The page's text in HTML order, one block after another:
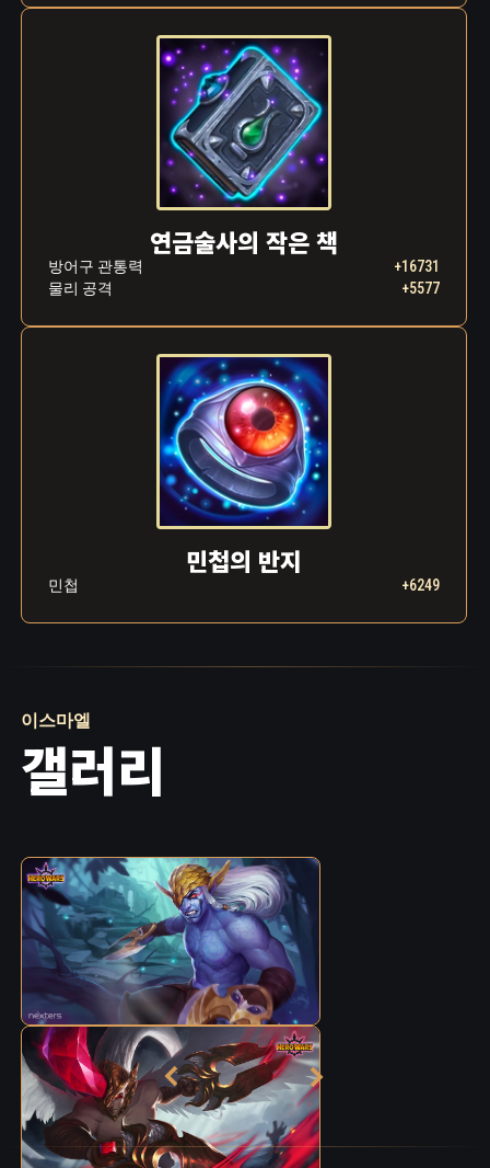
순간 망설이고 말았습니다. 눈 깜짝할 사이, 오
랜 세월 대마법사로 칭송받던 남자는 어느새 자
신의 피 웅덩이 한가운데 드러누워 마지막 숨을
내뱉고 있었습니다.
파루크의 마법 훈련이 너무 완벽했던 나머지, 그
의 아들은 이미 아버지를 뛰어넘었던 것입니다.
하지만 이스마엘은 친족 살해의 여파에서 쉽게
벗어나지 못했습니다. 그날 이후로, 대마법사를
도적인 힘을 안겨줌과 동시에 끊임없이 이스마
엘의 영혼을 빼앗으려고 했습니다. 이스마엘은
그렇게 자신에게 깃든 힘을 통제하려고 애쓰며,
자신과의 끝없는 싸움을 이어왔습니다. 아버지
기 위해, 이스마엘은 자신의 삶을 세상의 선을
위해 바치기로 했습니다.
연금술사의 작은 책
방어구 관통력
+16731
물리 공격
+5577
민첩의 반지
민첩 +6249
이스마엘
갤러리